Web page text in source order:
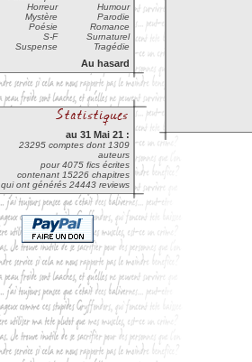
Horreur
Humour
Mystère
Parodie
Poésie
Romance
S-F
Surnaturel
Suspense
Tragédie
Au hasard
au 31 Mai 21 :
23295 comptes dont 1309
auteurs
pour 4075 fics écrites
contenant 15226 chapitres
qui ont générés 24443 reviews